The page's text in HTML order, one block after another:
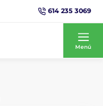
614 235 3069
Menú